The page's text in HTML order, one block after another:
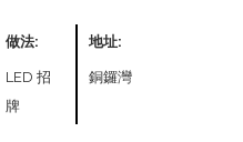
做法: 地址:
LED 招
牌
銅鑼灣